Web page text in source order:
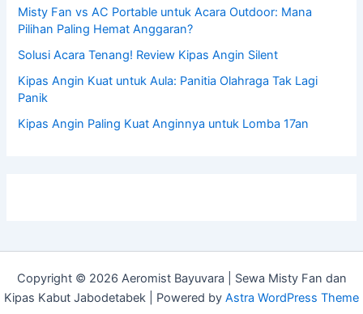
Misty Fan vs AC Portable untuk Acara Outdoor: Mana
Pilihan Paling Hemat Anggaran?
Solusi Acara Tenang! Review Kipas Angin Silent
Kipas Angin Kuat untuk Aula: Panitia Olahraga Tak Lagi
Panik
Kipas Angin Paling Kuat Anginnya untuk Lomba 17an
Copyright © 2026 Aeromist Bayuvara | Sewa Misty Fan dan
Kipas Kabut Jabodetabek | Powered by Astra WordPress Theme